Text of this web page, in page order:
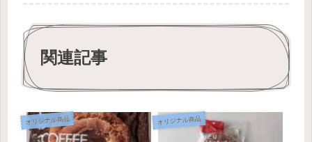
関連記事
オリジナル商品 オリジナル商品